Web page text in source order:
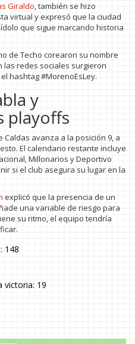
Giraldo, también se hizo
virtual y expresó que la ciudad
que sigue marcando historia
de Techo corearon su nombre
las redes sociales surgieron
hashtag #MorenoEsLey.
y
playoffs
Caldas avanza a la posición 9, a
El calendario restante incluye
Millonarios y Deportivo
si el club asegura su lugar en la
explicó que la presencia de un
una variable de riesgo para
su ritmo, el equipo tendría
148
victoria: 19